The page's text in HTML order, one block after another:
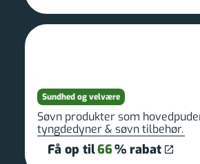
Sundhed og velvære
Søvn produkter som
tyngdedyner & søvn tilbehør.
Få op til66% rabat